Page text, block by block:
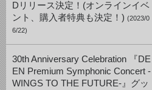
Dリリース決定！(オンラインイベ
ント、購入者特典も決定！) (2023/0
6/22)
30th Anniversary Celebration 『DE
EN Premium Symphonic Concert -
WINGS TO THE FUTURE-』グッ